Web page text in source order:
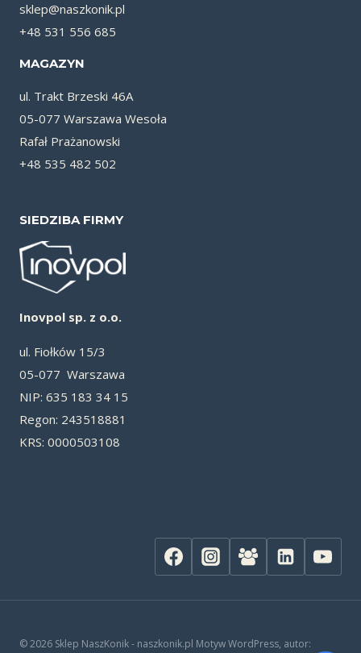
sklep@naszkonik.pl
+48 531 556 685
MAGAZYN
ul. Trakt Brzeski 46A
05-077 Warszawa Wesoła
Rafał Prażanowski
+48 535 482 502
SIEDZIBA FIRMY
Inovpol sp. z o.o.
ul. Fiołków 15/3
05-077 Warszawa
NIP: 635 183 34 15
Re­gon: 243518881
KRS: 0000503108
© 2026 Sklep NaszKonik - naszkonik.pl Motyw WordPress, autor: